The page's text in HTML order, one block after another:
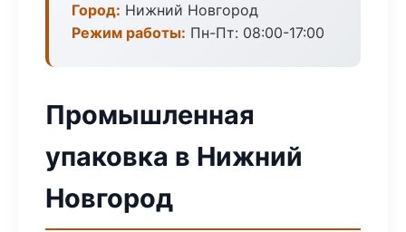
Город: Нижний Новгород
Режим работы: Пн-Пт: 08:00-17:00
Промышленная
упаковка в Нижний
Новгород